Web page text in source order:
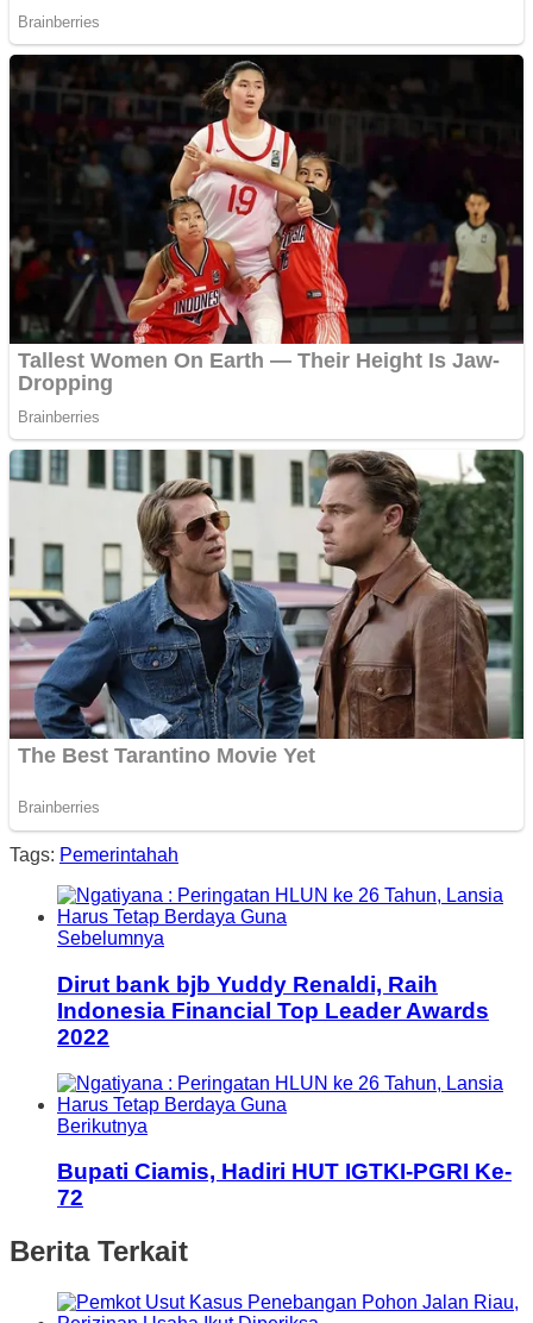
Tags: Pemerintahah
Sebelumnya
Dirut bank bjb Yuddy Renaldi, Raih
Indonesia Financial Top Leader Awards
2022
Berikutnya
Bupati Ciamis, Hadiri HUT IGTKI-PGRI Ke-
72
Berita Terkait